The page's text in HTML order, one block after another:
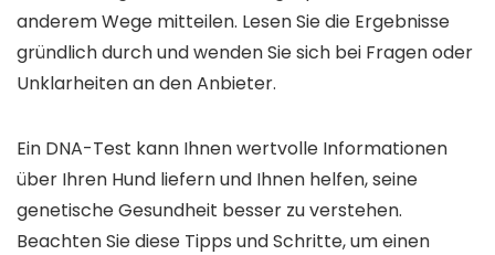
anderem Wege mitteilen. Lesen Sie die Ergebnisse
gründlich durch und wenden Sie sich bei Fragen oder
Unklarheiten an den Anbieter.
Ein DNA-Test kann Ihnen wertvolle Informationen
über Ihren Hund liefern und Ihnen helfen, seine
genetische Gesundheit besser zu verstehen.
Beachten Sie diese Tipps und Schritte, um einen